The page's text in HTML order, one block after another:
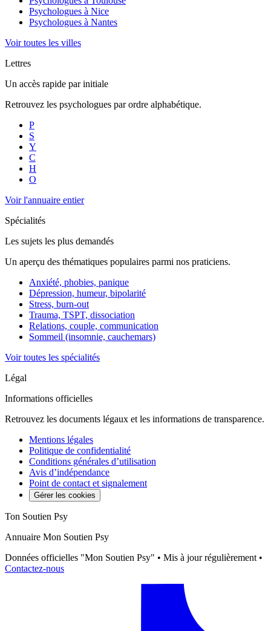
Psychologues à Nice
Psychologues à Nantes
Voir toutes les villes
Lettres
Un accès rapide par initiale
Retrouvez les psychologues par ordre alphabétique.
P
S
Y
C
H
O
Voir l'annuaire entier
Spécialités
Les sujets les plus demandés
Un aperçu des thématiques populaires parmi nos praticiens.
Anxiété, phobies, panique
Dépression, humeur, bipolarité
Stress, burn-out
Trauma, TSPT, dissociation
Relations, couple, communication
Sommeil (insomnie, cauchemars)
Voir toutes les spécialités
Légal
Informations officielles
Retrouvez les documents légaux et les informations de transparence.
Mentions légales
Politique de confidentialité
Conditions générales d’utilisation
Avis d’indépendance
Point de contact et signalement
Gérer les cookies
Ton Soutien Psy
Annuaire Mon Soutien Psy
Données officielles "Mon Soutien Psy" • Mis à jour régulièrement •
Contactez-nous